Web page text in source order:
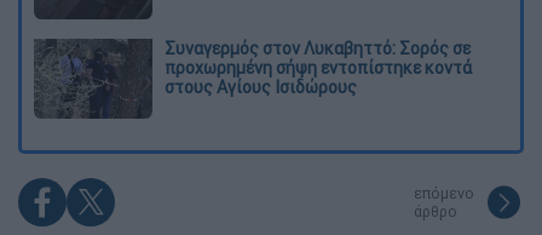
Συναγερμός στον Λυκαβηττό: Σορός σε
προχωρημένη σήψη εντοπίστηκε κοντά
στους Αγίους Ισιδώρους
επόμενο
άρθρο